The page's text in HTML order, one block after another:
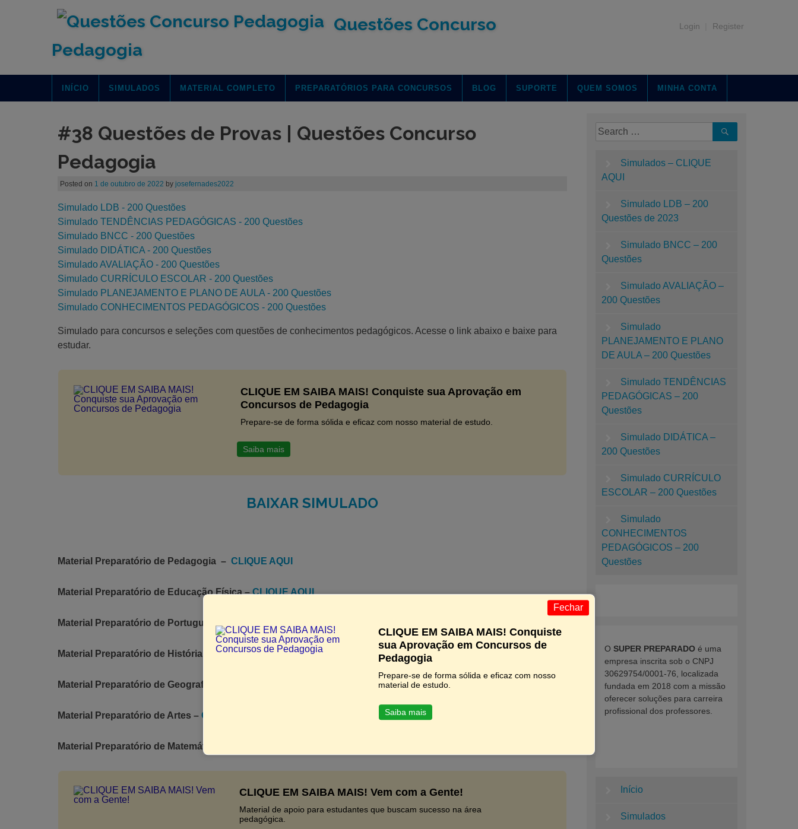
Questões Concurso
Pedagogia
Login Register
INÍCIO SIMULADOS MATERIAL COMPLETO PREPARATÓRIOS PARA CONCURSOS BLOG SUPORTE QUEM SOMOS MINHA CONTA
#38 Questões de Provas | Questões Concurso
Pedagogia
Posted on 1 de outubro de 2022 by josefernades2022
Simulado LDB - 200 Questões
Simulado TENDÊNCIAS PEDAGÓGICAS - 200 Questões
Simulado BNCC - 200 Questões
Simulado DIDÁTICA - 200 Questões
Simulado AVALIAÇÃO - 200 Questões
Simulado CURRÍCULO ESCOLAR - 200 Questões
Simulado PLANEJAMENTO E PLANO DE AULA - 200 Questões
Simulado CONHECIMENTOS PEDAGÓGICOS - 200 Questões
Simulado para concursos e seleções com questões de conhecimentos pedagógicos. Acesse o link abaixo e baixe para
estudar.
CLIQUE EM SAIBA MAIS! Conquiste sua Aprovação em
Concursos de Pedagogia
Prepare-se de forma sólida e eficaz com nosso material de estudo.
Saiba mais
BAIXAR SIMULADO
Material Preparatório de Pedagogia – CLIQUE AQUI
Material Preparatório de Educação Física –CLIQUE AQUI
Material Preparatório de Português –
Material Preparatório de História – CLIQUE AQUI
Material Preparatório de Geografia –
Material Preparatório de Artes – CLIQUE AQUI
Material Preparatório de Matemática –
CLIQUE EM SAIBA MAIS! Vem com a Gente!
Material de apoio para estudantes que buscam sucesso na área
pedagógica.
Search
for:
Simulados – CLIQUE
AQUI
Simulado LDB – 200
Questões de 2023
Simulado BNCC – 200
Questões
Simulado AVALIAÇÃO –
200 Questões
Simulado
PLANEJAMENTO E PLANO
DE AULA – 200 Questões
Simulado TENDÊNCIAS
PEDAGÓGICAS – 200
Questões
Simulado DIDÁTICA –
200 Questões
Simulado CURRÍCULO
ESCOLAR – 200 Questões
Simulado
CONHECIMENTOS
PEDAGÓGICOS – 200
Questões
O SUPER PREPARADOé uma
empresa inscrita sob o CNPJ
30629754/0001-76, localizada
fundada em 2018 com a missão
oferecer soluções para carreira
profissional dos professores.
Início
Simulados
CLIQUE EM SAIBA MAIS! Conquiste
sua Aprovação em Concursos de
Pedagogia
Prepare-se de forma sólida e eficaz com nosso
material de estudo.
Saiba mais
Fechar